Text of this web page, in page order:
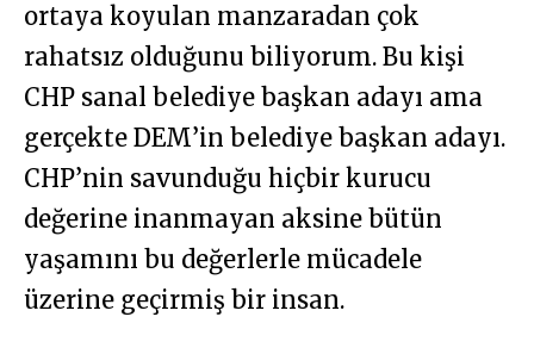
ortaya koyulan manzaradan çok
rahatsız olduğunu biliyorum. Bu kişi
CHP sanal belediye başkan adayı ama
gerçekte DEM’in belediye başkan adayı.
CHP’nin savunduğu hiçbir kurucu
değerine inanmayan aksine bütün
yaşamını bu değerlerle mücadele
üzerine geçirmiş bir insan.